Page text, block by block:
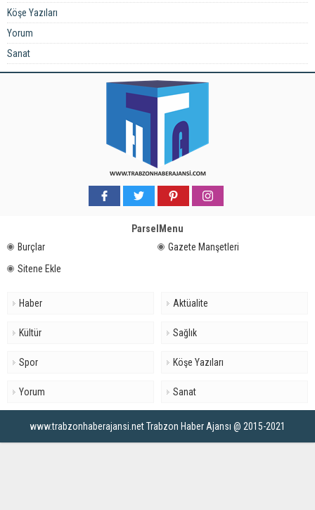
Köşe Yazıları
Yorum
Sanat
ParselMenu
Burçlar
Gazete Manşetleri
Sitene Ekle
Haber Aktüalite
Kültür Sağlık
Spor Köşe Yazıları
Yorum Sanat
www.trabzonhaberajansi.net Trabzon Haber Ajansı @ 2015-2021